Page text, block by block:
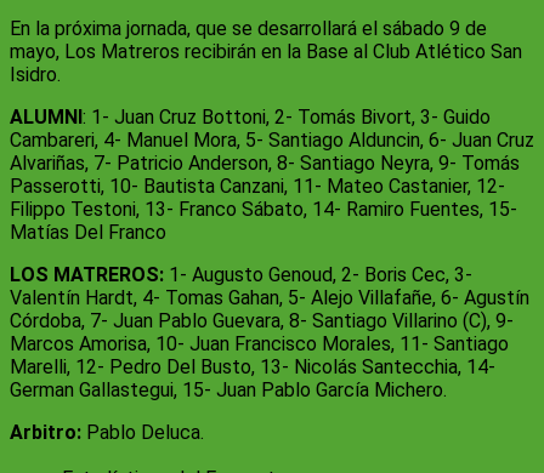
En la próxima jornada, que se desarrollará el sábado 9 de
mayo, Los Matreros recibirán en la Base al Club Atlético San
Isidro.
ALUMNI : 1- Juan Cruz Bottoni, 2- Tomás Bivort, 3- Guido
Cambareri, 4- Manuel Mora, 5- Santiago Alduncin, 6- Juan Cruz
Alvariñas, 7- Patricio Anderson, 8- Santiago Neyra, 9- Tomás
Passerotti, 10- Bautista Canzani, 11- Mateo Castanier, 12-
Filippo Testoni, 13- Franco Sábato, 14- Ramiro Fuentes, 15-
Matías Del Franco
LOS MATREROS: 1- Augusto Genoud, 2- Boris Cec, 3-
Valentín Hardt, 4- Tomas Gahan, 5- Alejo Villafañe, 6- Agustín
Córdoba, 7- Juan Pablo Guevara, 8- Santiago Villarino (C), 9-
Marcos Amorisa, 10- Juan Francisco Morales, 11- Santiago
Marelli, 12- Pedro Del Busto, 13- Nicolás Santecchia, 14-
German Gallastegui, 15- Juan Pablo García Michero.
Arbitro: Pablo Deluca.